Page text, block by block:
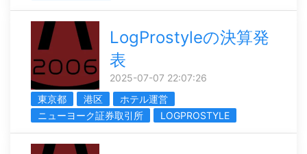
LogProstyleの決算発
表
2025-07-07 22:07:26
東京都
港区
ホテル運営
ニューヨーク証券取引所
LOGPROSTYLE